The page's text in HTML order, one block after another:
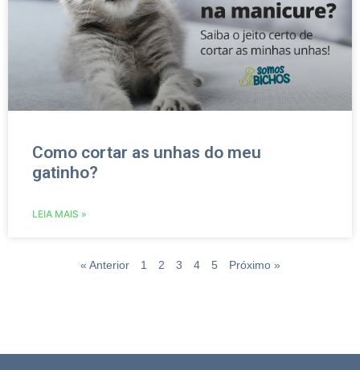
Como cortar as unhas do meu
gatinho?
LEIA MAIS »
« Anterior 1 2 3 4 5 Próximo »